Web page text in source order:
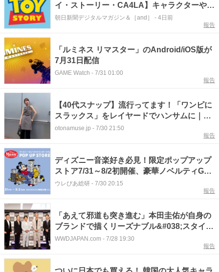
イ・ストーリー・CA4LA】キャラクターや世
界観をモチーフにした「限定アイテム」が8/4
朝日新聞デジタルマガジン＆［and］ - 4日前
報告
「ルミネス リマスター」のAndroid/iOS版が
7月31日配信
GAME Watch - 7/31 01:00
報告
【40代スナップ】流行ってます！「ワンピに
スラックス」をレイヤードでハンサムに｜小
島奏美さん
otonamuse.jp - 7/30 21:50
報告
ディズニー音楽好き必見！限定ポップアップ
ストア7/31～8/2初開催、豪華ノベルティGET
のチャンスも♪
ウレぴあ総研 - 7/30 20:15
報告
「あえて邪道も突き進む」本田圭佑が自身の
ブランドで描くリーズナブル&#038;スタイリ
ッシュ
WWDJAPAN.com - 7/28 19:30
報告